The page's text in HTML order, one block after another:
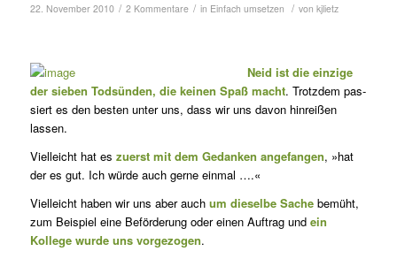
22. November 2010 / 2 Kommentare / in Einfach umsetzen / von kjlietz
Neid ist die einzige
der sieben Todsünden, die keinen Spaß macht. Trotz­dem pas­
siert es den besten unter uns, dass wir uns davon hinreißen
lassen.
Vielleicht hat es zuerst mit dem Gedanken angefangen, »hat
der es gut. Ich würde auch gerne einmal ….«
Vielleicht haben wir uns aber auch um dieselbe Sachebemüht,
zum Beispiel eine Beförderung oder einen Auftrag und ein
Kollege wurde uns vorgezogen.